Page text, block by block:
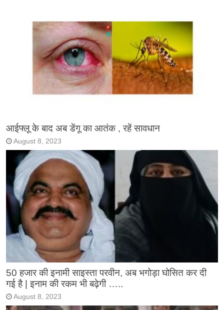
आईफ्लू के बाद अब डेंगू का आतंक , रहें सावधान
August 8, 2023
50 हजार की इनामी साइस्ता परवीन, अब भगोड़ा घोसित कर दी
गई है | इनाम की रकम भी बढ़ेगी …..
August 8, 2023